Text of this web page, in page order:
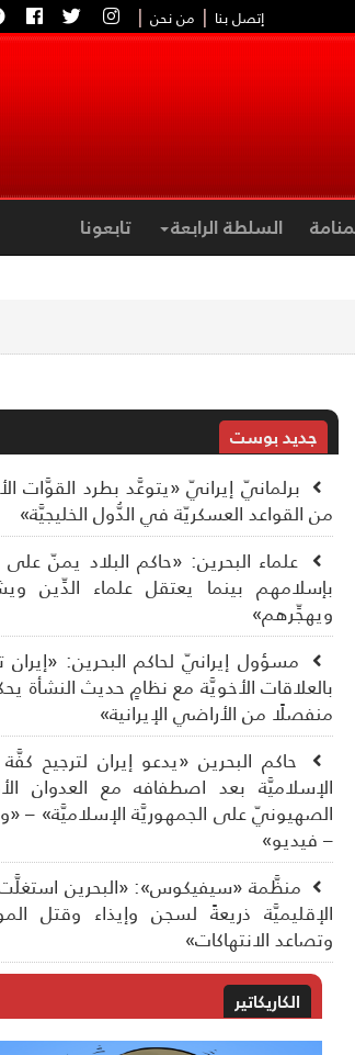
إتصل بنا | من نحن |
السلطة الرابعة تابعونا
جديد بوست
برلمانيّ إيرانيّ «يتوعَّد بطرد القوَّات
من القواعد العسكريّة في الدُّول الخليجيَّة»
علماء البحرين: «حاكم البلاد يمنّ
بإسلامهم بينما يعتقل علماء الدِّين
ويهجِّرهم»
مسؤول إيرانيّ لحاكم البحرين: «إيران
بالعلاقات الأخويَّة مع نظامٍ حديث النشأة
منفصلًا من الأراضي الإيرانية»
حاكم البحرين «يدعو إيران لترجيح كفَّة
الإسلاميَّة بعد اصطفافه مع العدوان
الصهيونيّ على الجمهوريَّة الإسلاميَّة» –
– فيديو»
منظَّمة «سيفيكوس»: «البحرين
الإقليميَّة ذريعةً لسجن وإيذاء وقتل
وتصاعد الانتهاكات»
الكاريكاتير